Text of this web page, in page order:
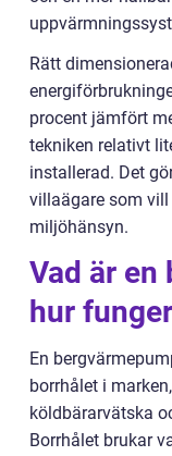
Rätt
procent jämfört
tekniken relativt
installerad. Det
villaägare som
miljöhänsyn.
Vad är en
hur
En
borrhålet i
köldbärarvätska
Borrhålet brukar